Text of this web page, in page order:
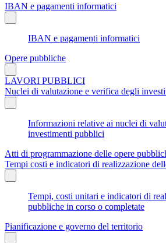
IBAN e pagamenti informatici
IBAN e pagamenti informatici
Opere pubbliche
LAVORI PUBBLICI
Nuclei di valutazione e verifica degli
Informazioni relative ai nuclei di
investimenti pubblici
Atti di programmazione delle opere
Tempi costi e indicatori di realizzazione
Tempi, costi unitari e indicatori di
pubbliche in corso o completate
Pianificazione e governo del territorio